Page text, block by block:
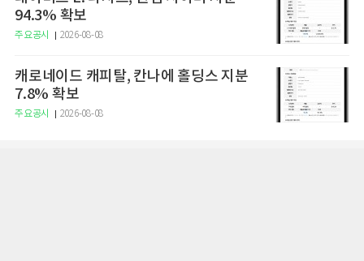
94.3% 확보
주요공시 2026-08-08
캐로네이드 캐피탈, 칸나에 홀딩스 지분
7.8% 확보
주요공시 2026-08-08